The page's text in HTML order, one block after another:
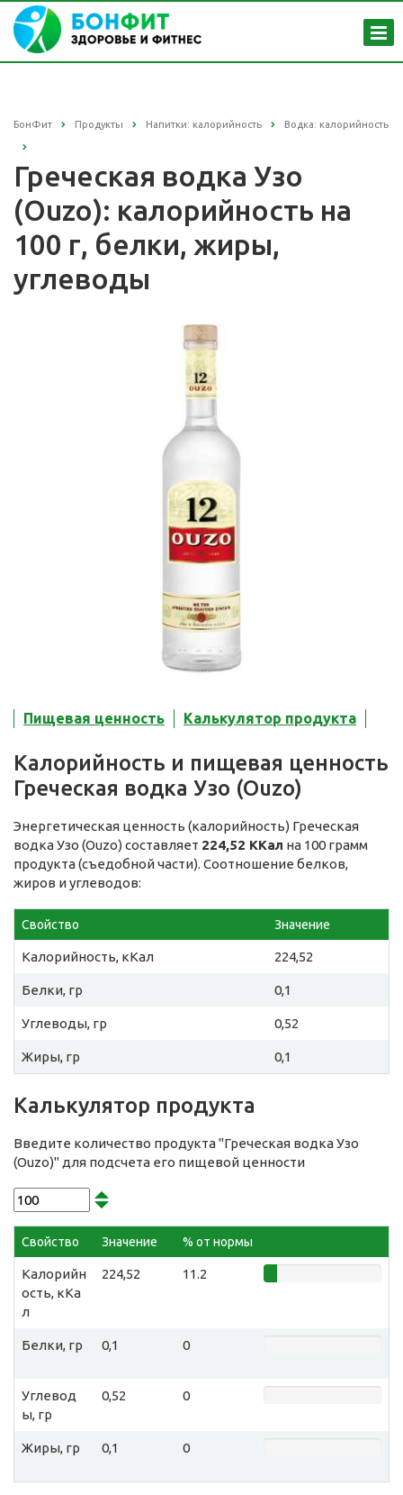
БонФит Продукты Напитки: калорийность Водка: калорийность
Греческая водка Узо
(Ouzo): калорийность на
100 г, белки, жиры,
углеводы
Пищевая ценность Калькулятор продукта
Калорийность и пищевая ценность
Греческая водка Узо (Ouzo)
Энергетическая ценность (калорийность) Греческая
водка Узо (Ouzo) составляет 224,52 ККал на 100 грамм
продукта (съедобной части). Соотношение белков,
жиров и углеводов:
Свойство Значение
Калорийность, кКал 224,52
Белки, гр 0,1
Углеводы, гр 0,52
Жиры, гр 0,1
Калькулятор продукта
Введите количество продукта "Греческая водка Узо
(Ouzo)" для подсчета его пищевой ценности
Свойство Значение % от нормы
Калорийн
ость, кКа
л
224,52 11.2
Белки, гр 0,1 0
Углевод
ы, гр
0,52 0
Жиры, гр 0,1 0